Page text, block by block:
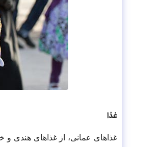
غذا
غذاهای عمانی، از غذاهای هندی و